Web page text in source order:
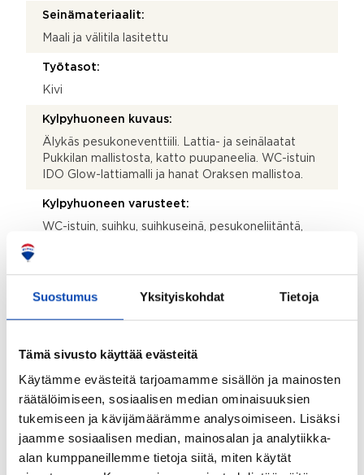
Suostumus Yksityiskohdat Tietoja
Tämä sivusto käyttää evästeitä
Käytämme evästeitä tarjoamamme sisällön ja mainosten
räätälöimiseen, sosiaalisen median ominaisuuksien
tukemiseen ja kävijämäärämme analysoimiseen. Lisäksi
jaamme sosiaalisen median, mainosalan ja analytiikka-
alan kumppaneillemme tietoja siitä, miten käytät
Seinämateriaalit:
Maali ja välitila lasitettu
Työtasot:
Kivi
Kylpyhuoneen kuvaus:
Älykäs pesukoneventtiili. Lattia- ja seinälaatat
Pukkilan mallistosta, katto puupaneelia. WC-istuin
IDO Glow-lattiamalli ja hanat Oraksen mallistoa.
Kylpyhuoneen varusteet:
WC-istuin, suihku, suihkuseinä, pesukoneliitäntä,
Asunnossa sauna:
Ei
Saunan lisätiedot:
Kakola SPA tarjoaa neljä erilaista allasta (mm.